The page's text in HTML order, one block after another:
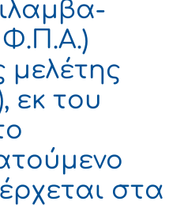
μελέτης
εκ του
στα